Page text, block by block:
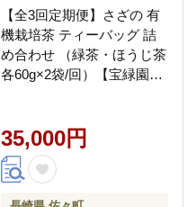
【全3回定期便】さざの 有
機栽培茶 ティーバッグ 詰
め合わせ （緑茶・ほうじ茶
各60g×2袋/回）【宝緑園】
35,000円